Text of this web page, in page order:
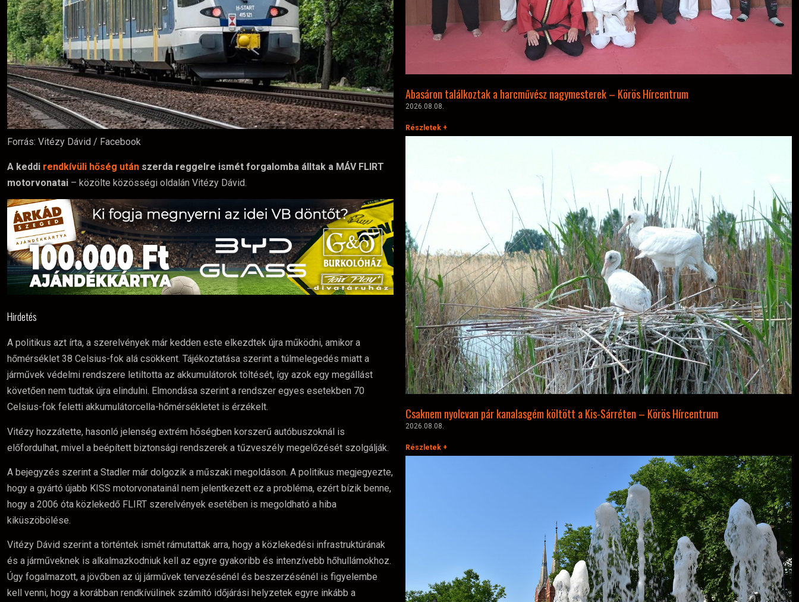
Forrás: Vitézy Dávid / Facebook
A keddi rendkívüli hőség után szerda reggelre ismét forgalomba álltak a MÁV FLIRT
motorvonatai – közölte közösségi oldalán Vitézy Dávid.
Hirdetés
A politikus azt írta, a szerelvények már kedden este elkezdtek újra működni, amikor a
hőmérséklet 38 Celsius-fok alá csökkent. Tájékoztatása szerint a túlmelegedés miatt a
járművek védelmi rendszere letiltotta az akkumulátorok töltését, így azok egy megállást
követően nem tudtak újra elindulni. Elmondása szerint a rendszer egyes esetekben 70
Celsius-fok feletti akkumulátorcella-hőmérsékletet is érzékelt.
Vitézy hozzátette, hasonló jelenség extrém hőségben korszerű autóbuszoknál is
előfordulhat, mivel a beépített biztonsági rendszerek a tűzveszély megelőzését szolgálják.
A bejegyzés szerint a Stadler már dolgozik a műszaki megoldáson. A politikus megjegyezte,
hogy a gyártó újabb KISS motorvonatainál nem jelentkezett ez a probléma, ezért bízik benne,
hogy a 2006 óta közlekedő FLIRT szerelvények esetében is megoldható a hiba
kiküszöbölése.
Vitézy Dávid szerint a történtek ismét rámutattak arra, hogy a közlekedési infrastruktúrának
és a járműveknek is alkalmazkodniuk kell az egyre gyakoribb és intenzívebb hőhullámokhoz.
Úgy fogalmazott, a jövőben az új járművek tervezésénél és beszerzésénél is figyelembe
kell venni, hogy a korábban rendkívülinek számító időjárási helyzetek egyre inkább a
Abasáron találkoztak a harcművész nagymesterek – Körös Hírcentrum
2026.08.08.
Részletek +
Csaknem nyolcvan pár kanalasgém költött a Kis-Sárréten – Körös Hírcentrum
2026.08.08.
Részletek +